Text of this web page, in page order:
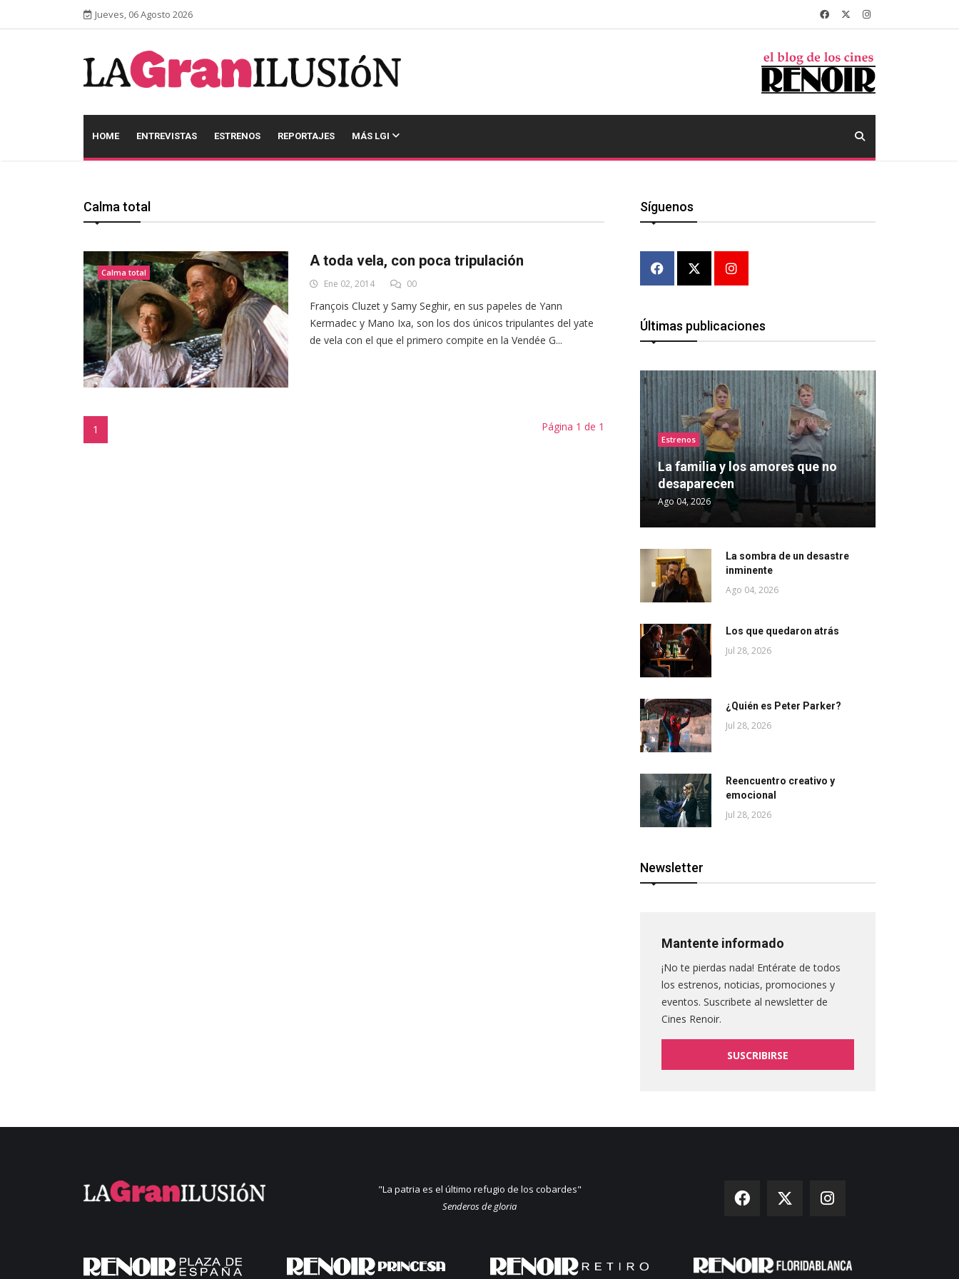
Jueves, 06 Agosto 2026
HOME ENTREVISTAS ESTRENOS REPORTAJES MÁS LGI
Calma total
Calma total
A toda vela, con poca tripulación
Ene 02, 2014 00
François Cluzet y Samy Seghir, en sus papeles de Yann
Kermadec y Mano Ixa, son los dos únicos tripulantes del yate
de vela con el que el primero compite en la Vendée G...
1 Página 1 de 1
Síguenos
Últimas publicaciones
Estrenos
La familia y los amores que no
desaparecen
Ago 04, 2026
La sombra de un desastre
inminente
Ago 04, 2026
Los que quedaron atrás
Jul 28, 2026
¿Quién es Peter Parker?
Jul 28, 2026
Reencuentro creativo y
emocional
Jul 28, 2026
Newsletter
Mantente informado
¡No te pierdas nada! Entérate de todos
los estrenos, noticias, promociones y
eventos. Suscribete al newsletter de
Cines Renoir.
SUSCRIBIRSE
"La patria es el último refugio de los cobardes"
Senderos de gloria